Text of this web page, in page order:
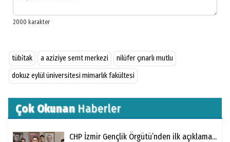
tübi̇tak a aziziye semt merkezi
nilüfer çınarlı mutlu
dokuz eylül üniversitesi mimarlık fakültesi
Çok OkunanHaberler
CHP İzmir Gençlik Örgütü’nden ilk açıklama...